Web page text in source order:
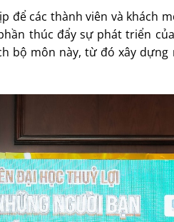
để các thành viên và khách
thúc đẩy sự phát triển
bộ môn này, từ đó xây